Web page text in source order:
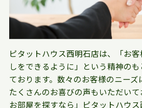
ピタットハウス西明石店は、「お
しをできるように」という精神の
ております。数々のお客様のニーズ
たくさんのお喜びの声もいただい
お部屋を探すなら」ピタットハウ